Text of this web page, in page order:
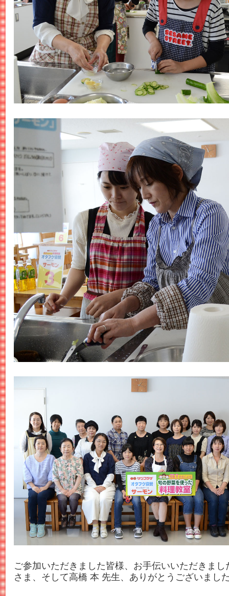
ご参加いただきました皆様、お手伝いいただきまし
さま、そして高橋 本 先生、ありがとうございまし